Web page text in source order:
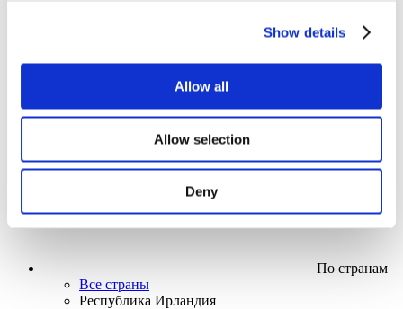
Show details
Allow all
Allow selection
Deny
Без поджанра
Применить
По странам
Все страны
Республика Ирландия